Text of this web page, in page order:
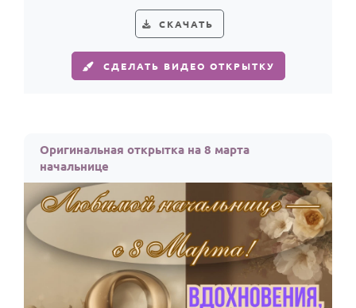
СКАЧАТЬ
СДЕЛАТЬ ВИДЕО ОТКРЫТКУ
Оригинальная открытка на 8 марта
начальнице